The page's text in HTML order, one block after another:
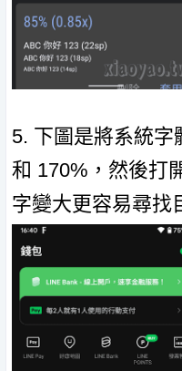
5. 下圖是將系統字
和 170%，然後打
字變大更容易尋找